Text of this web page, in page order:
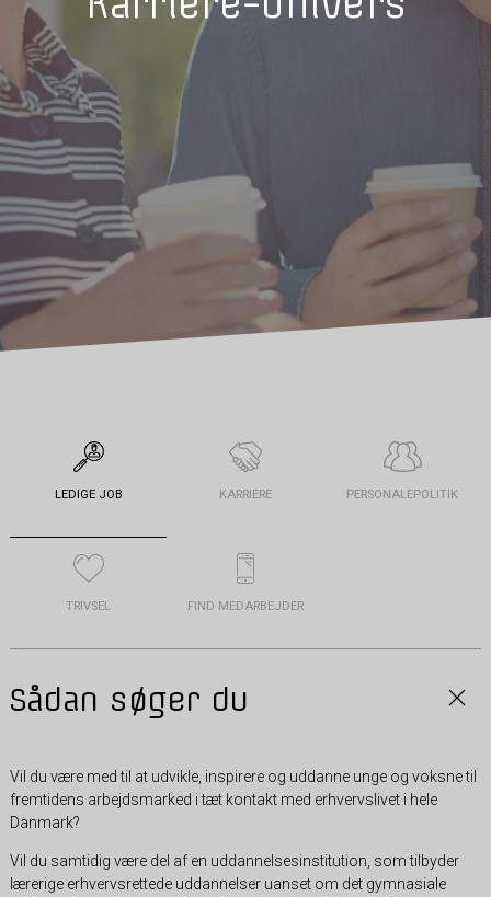
højt kvalitetsniveau.
Områdets største uddannelsesinstitution
Tradium er områdets største uddannelsesinstitution med ca. 2.800
årselever, og et nært samarbejde med områdets øvrige
uddannelsesinstitutioner, virksomheder og kommuner. Skolen
deltager i netværkssamarbejde med Østjyske Erhvervsskoler, er en
del af VEU Center Midtøst og har samarbejde med en række
uddannelsesinstitutioner om udviklingsarbejde og bedre
uddannelsesdækning.
Har du fået lyst til at vide mere om Tradium, kan du orientere dig i
vores karriere-univers, på hjemmesiden i øvrigt samt på de sociale
medier.
Hvis du på et tidspunkt kommer ombord på Tradium som ny
medarbejder, vil vi glæde os til at byde dig velkommen.
LEDIGE JOB KARRIERE PERSONALEPOLITIK
TRIVSEL FIND MEDARBEJDER
Sådan søger du
Vil du være med til at udvikle, inspirere og uddanne unge og voksne til
fremtidens arbejdsmarked i tæt kontakt med erhvervslivet i hele
Danmark?
Vil du samtidig være del af en uddannelsesinstitution, som tilbyder
lærerige erhvervsrettede uddannelser uanset om det gymnasiale